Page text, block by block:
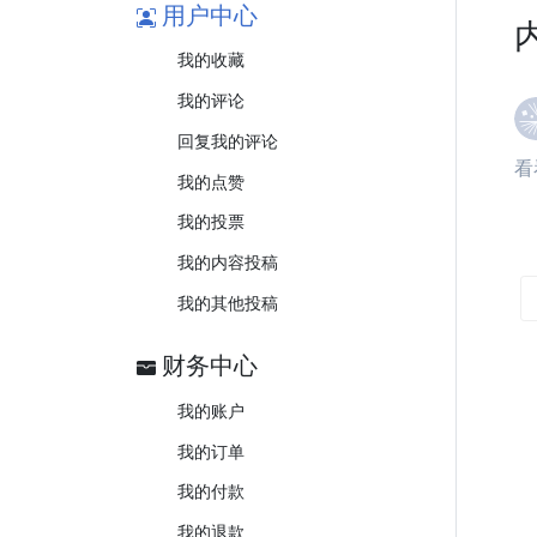
用户中心
我的收藏
我的评论
回复我的评论
我的点赞
我的投票
我的内容投稿
我的其他投稿
财务中心
我的账户
我的订单
我的付款
我的退款